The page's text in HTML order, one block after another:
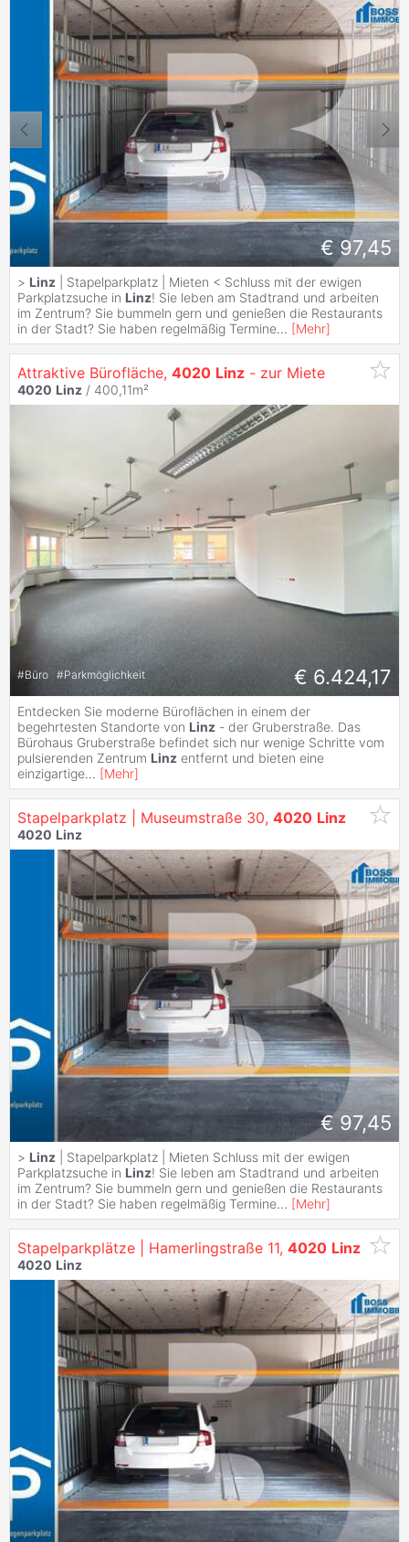
€ 97,45
> Linz | Stapelparkplatz | Mieten < Schluss mit der ewigen
Parkplatzsuche in Linz! Sie leben am Stadtrand und arbeiten
im Zentrum? Sie bummeln gern und genießen die Restaurants
in der Stadt? Sie haben regelmäßig Termine... [Mehr]
Attraktive Bürofläche, 4020 Linz - zur Miete
4020 Linz / 400,11m²
#Büro #Parkmöglichkeit € 6.424,17
Entdecken Sie moderne Büroflächen in einem der
begehrtesten Standorte von Linz - der Gruberstraße. Das
Bürohaus Gruberstraße befindet sich nur wenige Schritte vom
pulsierenden Zentrum Linz entfernt und bieten eine
einzigartige... [Mehr]
Stapelparkplatz | Museumstraße 30, 4020 Linz
4020 Linz
€ 97,45
> Linz | Stapelparkplatz | Mieten Schluss mit der ewigen
Parkplatzsuche in Linz! Sie leben am Stadtrand und arbeiten
im Zentrum? Sie bummeln gern und genießen die Restaurants
in der Stadt? Sie haben regelmäßig Termine... [Mehr]
Stapelparkplätze | Hamerlingstraße 11, 4020 Linz
4020 Linz